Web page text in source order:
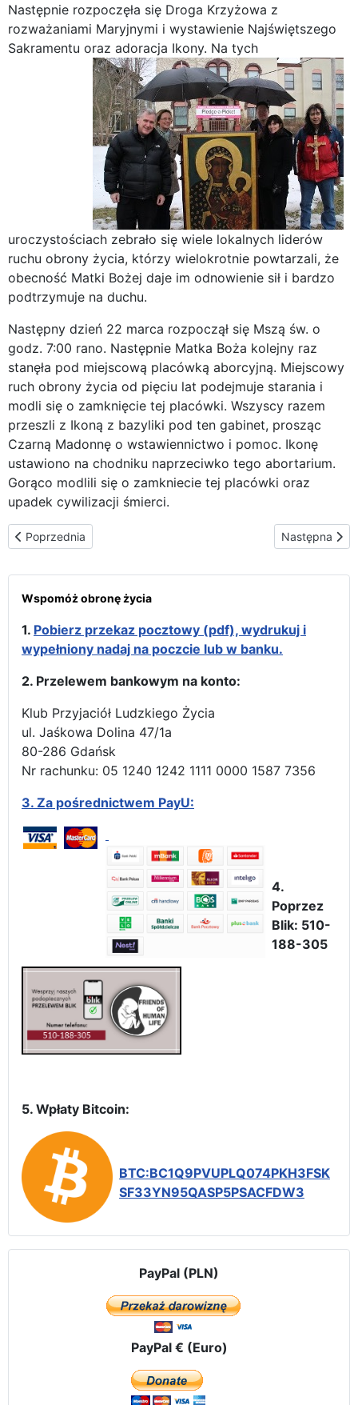
Następnie rozpoczęła się Droga Krzyżowa z
rozważaniami Maryjnymi i wystawienie Najświętszego
Sakramentu oraz adoracja Ikony. Na tych
uroczystościach zebrało się wiele lokalnych liderów
ruchu obrony życia, którzy wielokrotnie powtarzali, że
obecność Matki Bożej daje im odnowienie sił i bardzo
podtrzymuje na duchu.
Następny dzień 22 marca rozpoczął się Mszą św. o
godz. 7:00 rano. Następnie Matka Boża kolejny raz
stanęła pod miejscową placówką aborcyjną. Miejscowy
ruch obrony życia od pięciu lat podejmuje starania i
modli się o zamknięcie tej placówki. Wszyscy razem
przeszli z Ikoną z bazyliki pod ten gabinet, prosząc
Czarną Madonnę o wstawiennictwo i pomoc. Ikonę
ustawiono na chodniku naprzeciwko tego abortarium.
Gorąco modlili się o zamkniecie tej placówki oraz
upadek cywilizacji śmierci.
Poprzednia strona: Spotkanie z Mary Wagner - Odwiedziny w
Poprzednia Następna
Następna
Wspomóż obronę życia
1. Pobierz przekaz pocztowy (pdf), wydrukuj i
wypełniony nadaj na poczcie lub w banku.
2. Przelewem bankowym na konto:
Klub Przyjaciół Ludzkiego Życia
ul. Jaśkowa Dolina 47/1a
80-286 Gdańsk
Nr rachunku: 05 1240 1242 1111 0000 1587 7356
3. Za pośrednictwem PayU:
4.
Poprzez
Blik: 510-
188-305
5. Wpłaty Bitcoin:
BTC:BC1Q9PVUPLQ074PKH3FSK
SF33YN95QASP5PSACFDW3
PayPal (PLN)
PayPal € (Euro)